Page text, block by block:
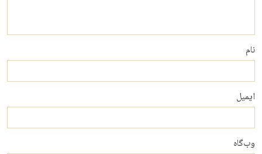
نام
ایمیل
وب‌گاه